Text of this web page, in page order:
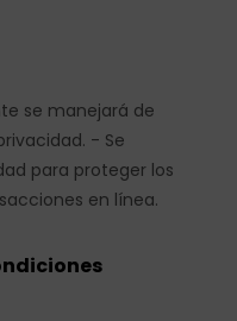
se manejará de
- Se
para proteger los
en línea.